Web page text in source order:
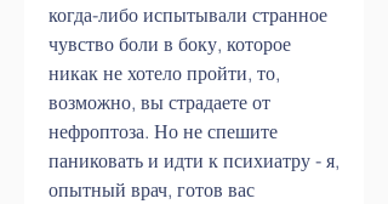
когда-либо испытывали странное
чувство боли в боку, которое
никак не хотело пройти, то,
возможно, вы страдаете от
нефроптоза. Но не спешите
паниковать и идти к психиатру - я,
опытный врач, готов вас